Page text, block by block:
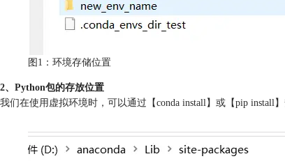
图1：环境存储位置
2、Python包的存放位置
我们在使用虚拟环境时，可以通过【conda install】或【pip install